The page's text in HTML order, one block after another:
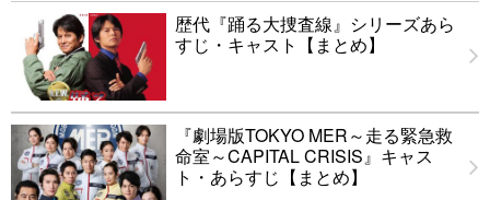
歴代『踊る大捜査線』シリーズあら
すじ・キャスト【まとめ】
『劇場版TOKYO MER～走る緊急救
命室～CAPITAL CRISIS』キャス
ト・あらすじ【まとめ】